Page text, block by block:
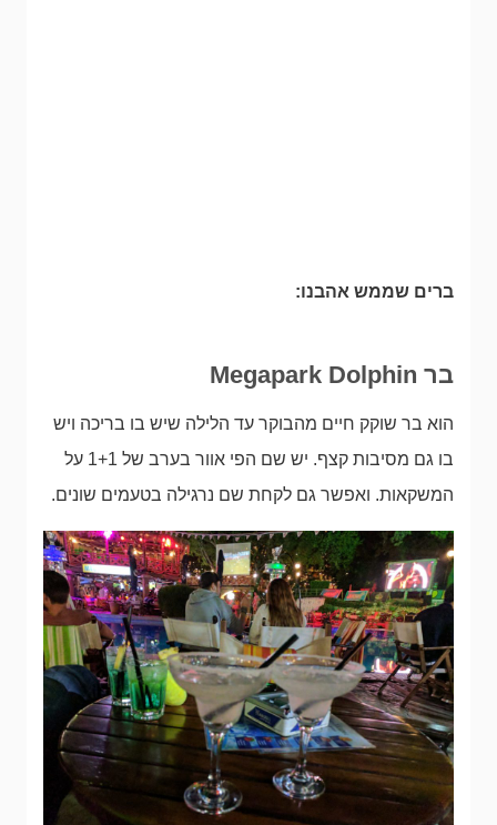
ברים שממש אהבנו:
בר Megapark Dolphin
הוא בר שוקק חיים מהבוקר עד הלילה שיש בו בריכה ויש
בו גם מסיבות קצף. יש שם הפי אוור בערב של 1+1 על
המשקאות. ואפשר גם לקחת שם נרגילה בטעמים שונים.